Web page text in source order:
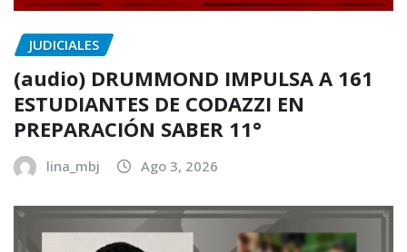
JUDICIALES
(audio) DRUMMOND IMPULSA A 161
ESTUDIANTES DE CODAZZI EN
PREPARACIÓN SABER 11°
lina_mbj Ago 3, 2026